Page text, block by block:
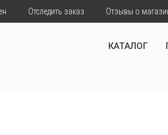
Отследить заказ Отзывы о
КАТАЛОГ